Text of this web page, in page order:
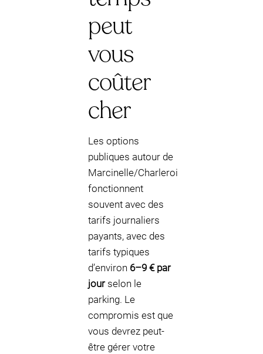
peut
vous
coûter
cher
Les options
publiques autour de
Marcinelle/Charleroi
fonctionnent
souvent avec des
tarifs journaliers
payants, avec des
tarifs typiques
d’environ 6–9 € par
jourselon le
parking. Le
compromis est que
vous devrez peut-
être gérer votre